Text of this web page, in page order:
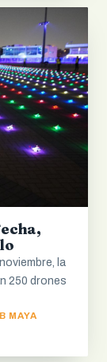
la
250 drones
MAYA